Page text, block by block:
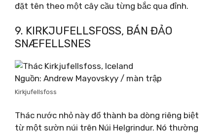
đặt tên theo một cây cầu từng bắc qua đỉnh.
9. KIRKJUFELLSFOSS, BÁN ĐẢO
SNÆFELLSNES
Nguồn: Andrew Mayovskyy / màn trập
Kirkjufellsfoss
Thác nước nhỏ này đổ thành ba dòng riêng biệt
từ một sườn núi trên Núi Helgrindur. Nó thường